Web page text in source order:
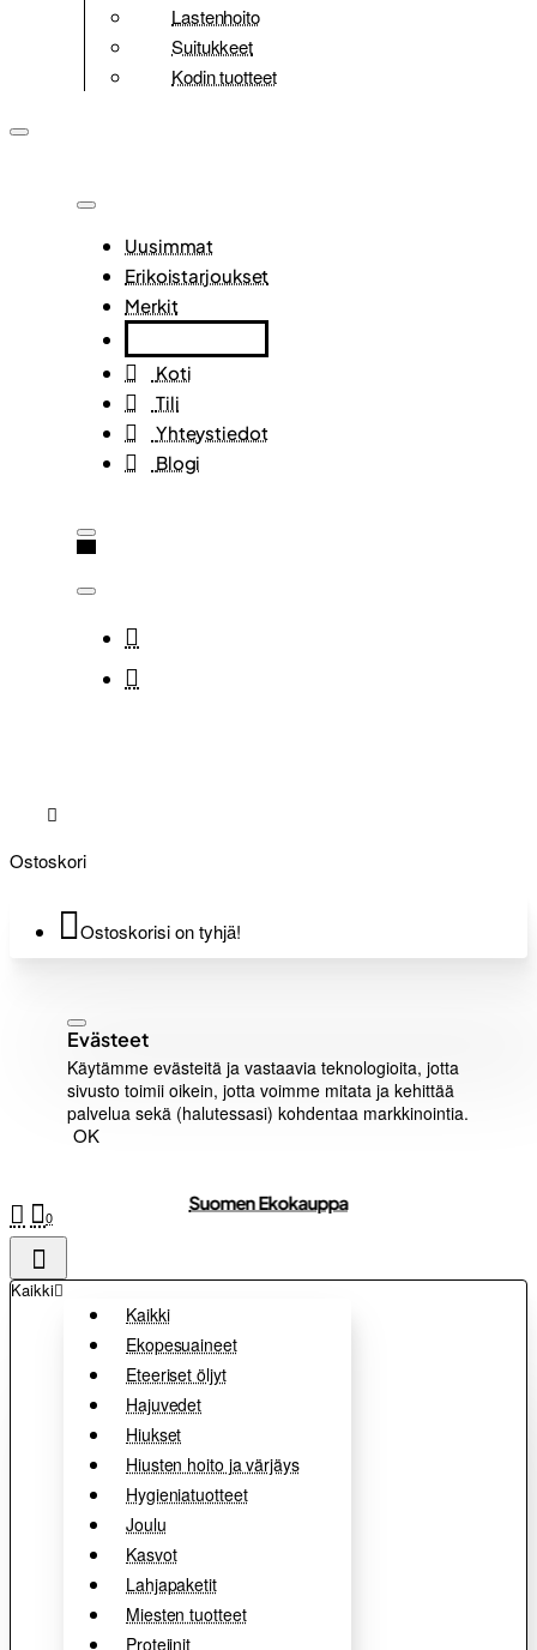
Lastenhoito
Suitukkeet
Kodin tuotteet
Uusimmat
Erikoistarjoukset
Merkit
Koti
Tili
Yhteystiedot
Blogi
Ostoskori
Ostoskorisi on tyhjä!
Evästeet
Käytämme evästeitä ja vastaavia teknologioita, jotta
sivusto toimii oikein, jotta voimme mitata ja kehittää
palvelua sekä (halutessasi) kohdentaa markkinointia.
OK
Suomen Ekokauppa
0
Kaikki
Kaikki
Ekopesuaineet
Eteeriset öljyt
Hajuvedet
Hiukset
Hiusten hoito ja värjäys
Hygieniatuotteet
Joulu
Kasvot
Lahjapaketit
Miesten tuotteet
Proteiinit